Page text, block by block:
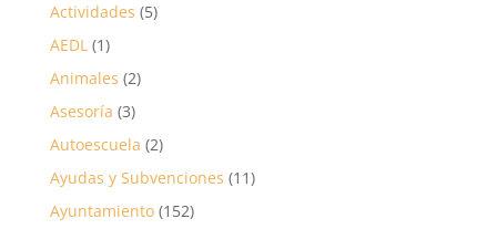
Actividades (5)
AEDL(1)
Animales (2)
Asesoría (3)
Autoescuela (2)
Ayudas y Subvenciones (11)
Ayuntamiento(152)